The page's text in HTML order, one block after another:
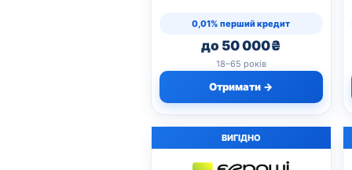
0,01% перший кредит
до 50 000₴
18–65 років
Отримати →
ВИГІДНО